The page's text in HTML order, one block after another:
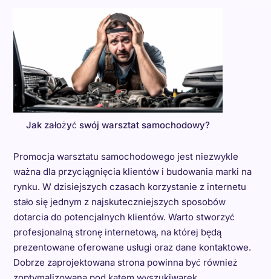
Jak założyć swój warsztat samochodowy?
Promocja warsztatu samochodowego jest niezwykle
ważna dla przyciągnięcia klientów i budowania marki na
rynku. W dzisiejszych czasach korzystanie z internetu
stało się jednym z najskuteczniejszych sposobów
dotarcia do potencjalnych klientów. Warto stworzyć
profesjonalną stronę internetową, na której będą
prezentowane oferowane usługi oraz dane kontaktowe.
Dobrze zaprojektowana strona powinna być również